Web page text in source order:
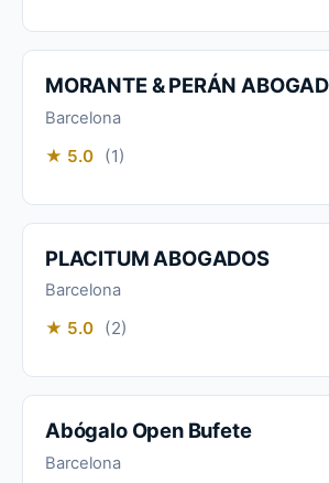
MORANTE & PERÁN
Barcelona
★ 5.0 (1)
PLACITUM ABOGADOS
Barcelona
★ 5.0 (2)
Abógalo Open Bufete
Barcelona